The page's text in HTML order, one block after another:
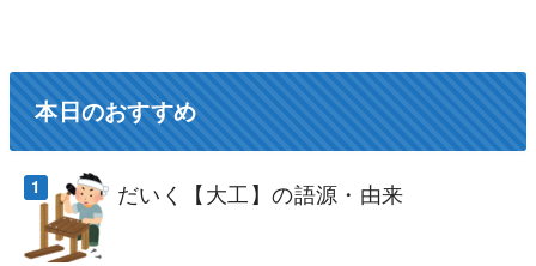
本日のおすすめ
だいく【大工】の語源・由来